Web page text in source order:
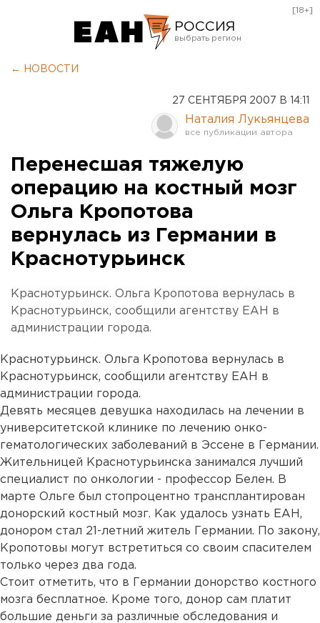
РОССИЯ
Оренбург
[18+]
← НОВОСТИ
27 СЕНТЯБРЯ 2007 В 14:11
Наталия Лукьянцева
Перенесшая тяжелую
операцию на костный мозг
Ольга Кропотова
вернулась из Германии в
Краснотурьинск
Краснотурьинск. Ольга Кропотова вернулась в
Краснотурьинск, сообщили агентству ЕАН в
администрации города.
Краснотурьинск. Ольга Кропотова вернулась в
Краснотурьинск, сообщили агентству ЕАН в
администрации города.
Девять месяцев девушка находилась на лечении в
университетской клинике по лечению онко-
гематологических заболеваний в Эссене в Германии.
Жительницей Краснотурьинска занимался лучший
специалист по онкологии - профессор Белен. В
марте Ольге был стопроцентно трансплантирован
донорский костный мозг. Как удалось узнать ЕАН,
донором стал 21-летний житель Германии. По закону,
Кропотовы могут встретиться со своим спасителем
только через два года.
Стоит отметить, что в Германии донорство костного
мозга бесплатное. Кроме того, донор сам платит
большие деньги за различные обследования и